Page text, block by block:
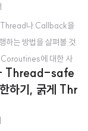
Thread나 Callback을
하는 방법을 살펴볼 것
Coroutines에 대한 사
해 배울 것입니다. 네
떻게 사용해야 하는지
서로 다른 Coroutin
워크 요청들을 위해
- Thread-safe
하기, 굵게 Thr